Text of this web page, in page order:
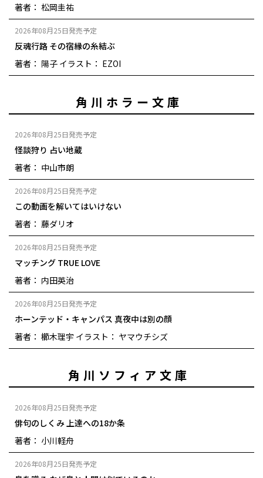
著者： 松岡圭祐
2026年08月25日発売予定
反魂行路 その宿縁の糸結ぶ
著者： 陽子 イラスト： EZOI
角川ホラー文庫
2026年08月25日発売予定
怪談狩り 占い地蔵
著者： 中山市朗
2026年08月25日発売予定
この動画を解いてはいけない
著者： 藤ダリオ
2026年08月25日発売予定
マッチング TRUE LOVE
著者： 内田英治
2026年08月25日発売予定
ホーンテッド・キャンパス 真夜中は別の顔
著者： 櫛木理宇 イラスト： ヤマウチシズ
角川ソフィア文庫
2026年08月25日発売予定
俳句のしくみ 上達への18か条
著者： 小川軽舟
2026年08月25日発売予定